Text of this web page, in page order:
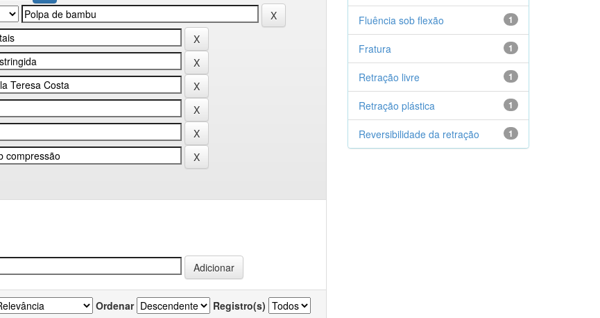
Ordenar Registro(s)
1
Fluência sob flexão
1
Fratura
1
Retração livre
1
Retração plástica
1
Reversibilidade da retração